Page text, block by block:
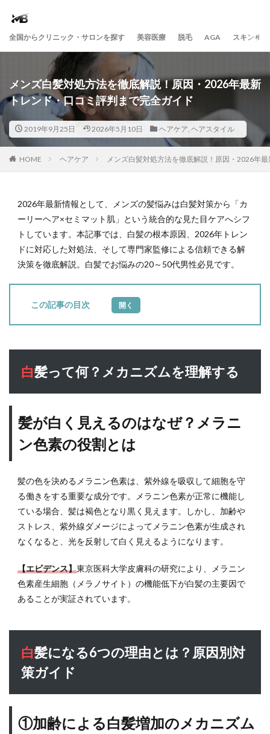
全国からクリニック・サロンを探す 美容医療 脱毛 AGA スキンケア
メンズ白髪対処方法を徹底解説！原因・2026年最新
トレンド・口コミ評判まで完全ガイド
2019年9月25日 2026年5月10日 ヘアケア, ヘアスタイル
HOME ヘアケア メンズ白髪対処方法を徹底解説！原因・2026年
2026年最新情報として、メンズの髪悩みは白髪対策から「カ
ーリーヘア×セミマット肌」という統合的な見た目ケアへシフ
トしています。本記事では、白髪の根本原因、2026年トレン
ドに対応した対処法、そして専門家監修による信頼できる解
決策を徹底解説。白髪でお悩みの20～50代男性必見です。
目次
メカ
ムを
する
1.1
髪が
見え
るの
はな
ぜ？
メラ
ニン
色素
割と
は
2
にな
つの
理由
と
別対
策ガ
白髪って何？メカニズムを理解する
髪が白く見えるのはなぜ？メラニ
ン色素の役割とは
髪の色を決めるメラニン色素は、紫外線を吸収して細胞を守
る働きをする重要な成分です。メラニン色素が正常に機能し
ている場合、髪は褐色となり黒く見えます。しかし、加齢や
ストレス、紫外線ダメージによってメラニン色素が生成され
なくなると、光を反射して白く見えるようになります。
【エビデンス】東京医科大学皮膚科の研究により、メラニン
色素産生細胞（メラノサイト）の機能低下が白髪の主要因で
あることが実証されています。
白髪になる6つの理由とは？原因別対
策ガイド
①加齢による白髪増加のメカニズム